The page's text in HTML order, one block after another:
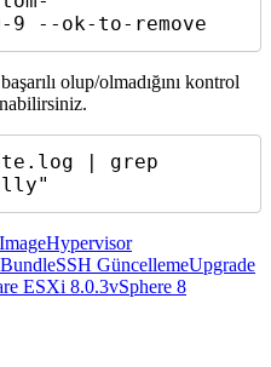
9 --ok-to-remove
olup/olmadığını kontrol
| grep
Hypervisor
SSH GüncellemeUpgrade
ESXi 8.0.3vSphere 8